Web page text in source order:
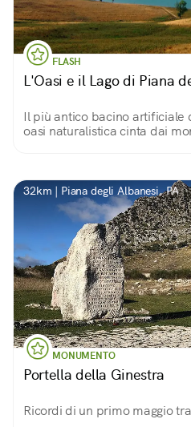
FLASH
L'Oasi e il Lago di Piana
Il più antico bacino artificiale
oasi naturalistica cinta dai
32km | Piana degli Albanesi, PA
MONUMENTO
Portella della Ginestra
Ricordi di un primo maggio